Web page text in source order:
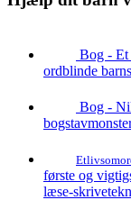
Bog - Et
ordblinde
Bog -
første og
læse-